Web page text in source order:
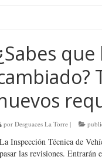
que
por Desguaces La Torre|
La Inspección Técnica de
pasar las revisiones. Entrarán